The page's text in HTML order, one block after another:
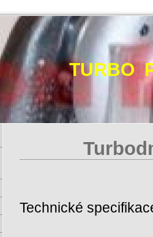
TURBO
Technické